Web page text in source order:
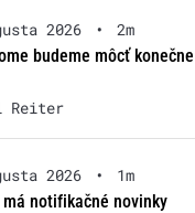
2026 •
2m
budeme môcť
Reiter
2026 •
1m
má notifikačné novinky